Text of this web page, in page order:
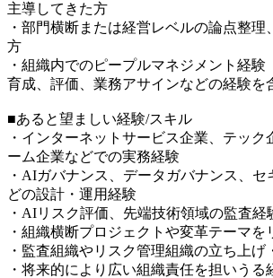
主導してきた方
・部門横断または経営レベルの論点整理
方
・組織内でのピープルマネジメント経
育成、評価、業務アサインなどの経験を
■あると望ましい経験/スキル
・インターネットサービス企業、テック
ーム企業などでの実務経験
・AIガバナンス、データガバナンス、セ
どの設計・運用経験
・AIリスク評価、先端技術領域の監査経
・組織横断プロジェクトや変革テーマを
・監査組織やリスク管理組織の立ち上げ
・将来的により広い組織責任を担いうる